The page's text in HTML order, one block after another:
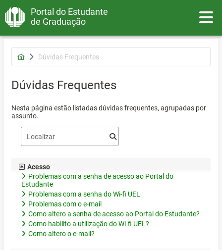
Portal do Estudante
de Graduação
Dúvidas Frequentes
Dúvidas Frequentes
Nesta página estão listadas dúvidas frequentes, agrupadas por
assunto.
Acesso
Problemas com a senha de acesso ao Portal do
Estudante
Problemas com a senha do Wi-fi UEL
Problemas com o e-mail
Como altero a senha de acesso ao Portal do Estudante?
Como habilito a utilização do Wi-fi UEL?
Como altero o e-mail?